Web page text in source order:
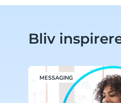
Bliv
MESSAGING